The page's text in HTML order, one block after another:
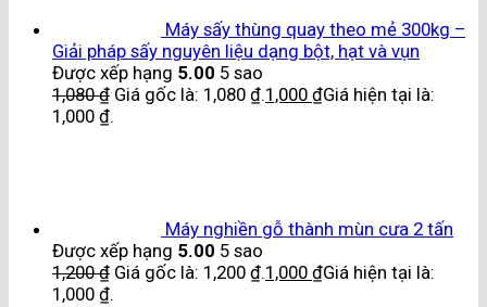
Máy sấy thùng quay theo mẻ 300kg –
Giải pháp sấy nguyên liệu dạng bột, hạt và vụn
Được xếp hạng 5.00 5 sao
1,080₫ Giá gốc là: 1,080 ₫.1,000 ₫Giá hiện tại là:
1,000 ₫.
Máy nghiền gỗ thành mùn cưa 2 tấn
Được xếp hạng 5.00 5 sao
1,200₫ Giá gốc là: 1,200 ₫.1,000 ₫Giá hiện tại là:
1,000 ₫.